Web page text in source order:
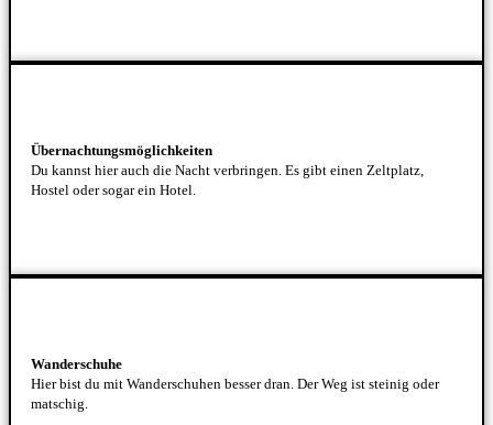
Übernachtungsmöglichkeiten
Du kannst hier auch die Nacht verbringen. Es gibt einen Zeltplatz,
Hostel oder sogar ein Hotel.
Wanderschuhe
Hier bist du mit Wanderschuhen besser dran. Der Weg ist steinig oder
matschig.